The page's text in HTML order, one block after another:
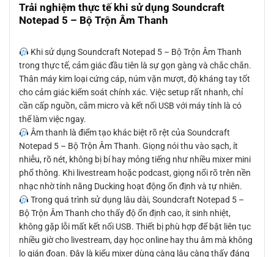
Trải nghiệm thực tế khi sử dụng Soundcraft
Notepad 5 – Bộ Trộn Âm Thanh
Khi sử dụng Soundcraft Notepad 5 – Bộ Trộn Âm Thanh
trong thực tế, cảm giác đầu tiên là sự gọn gàng và chắc chắn.
Thân máy kim loại cứng cáp, núm vặn mượt, độ kháng tay tốt
cho cảm giác kiểm soát chính xác. Việc setup rất nhanh, chỉ
cần cấp nguồn, cắm micro và kết nối USB với máy tính là có
thể làm việc ngay.
Âm thanh là điểm tạo khác biệt rõ rệt của Soundcraft
Notepad 5 – Bộ Trộn Âm Thanh. Giọng nói thu vào sạch, ít
nhiễu, rõ nét, không bị bí hay mỏng tiếng như nhiều mixer mini
phổ thông. Khi livestream hoặc podcast, giọng nổi rõ trên nền
nhạc nhờ tính năng Ducking hoạt động ổn định và tự nhiên.
Trong quá trình sử dụng lâu dài, Soundcraft Notepad 5 –
Bộ Trộn Âm Thanh cho thấy độ ổn định cao, ít sinh nhiệt,
không gặp lỗi mất kết nối USB. Thiết bị phù hợp để bật liên tục
nhiều giờ cho livestream, dạy học online hay thu âm mà không
lo gián đoạn. Đây là kiểu mixer dùng càng lâu càng thấy đáng